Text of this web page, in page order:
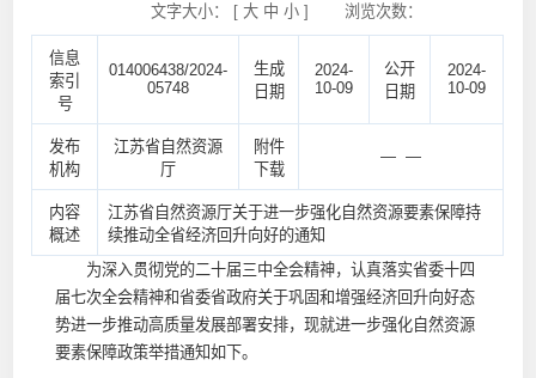
文字大小： [ 大 中 小] 浏览次数：
信息
索引
号
014006438/2024-
05748
生成
日期
2024-
10-09
公开
日期
2024-
10-09
发布
机构
江苏省自然资源
厅
附件
下载
— —
内容
概述
江苏省自然资源厅关于进一步强化自然资源要素保障持
续推动全省经济回升向好的通知
为深入贯彻党的二十届三中全会精神，认真落实省委十四
届七次全会精神和省委省政府关于巩固和增强经济回升向好态
势进一步推动高质量发展部署安排，现就进一步强化自然资源
要素保障政策举措通知如下。